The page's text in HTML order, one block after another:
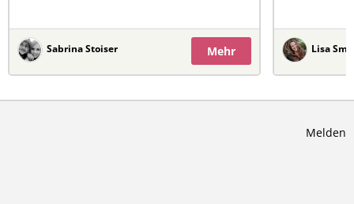
Sabrina Stoiser Mehr Lisa
Melden